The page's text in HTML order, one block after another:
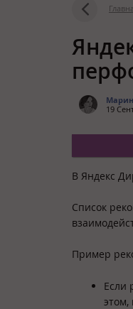
19
В Яндекс
Список
Пример
Если